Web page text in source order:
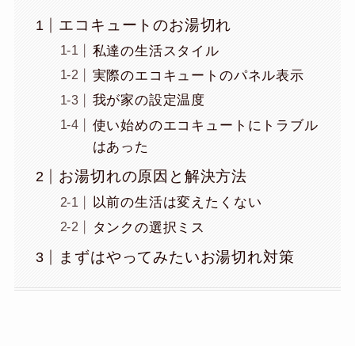
エコキュートのお湯切れ
私達の生活スタイル
実際のエコキュートのパネル表示
我が家の設定温度
使い始めのエコキュートにトラブル
はあった
お湯切れの原因と解決方法
以前の生活は変えたくない
タンクの選択ミス
まずはやってみたいお湯切れ対策